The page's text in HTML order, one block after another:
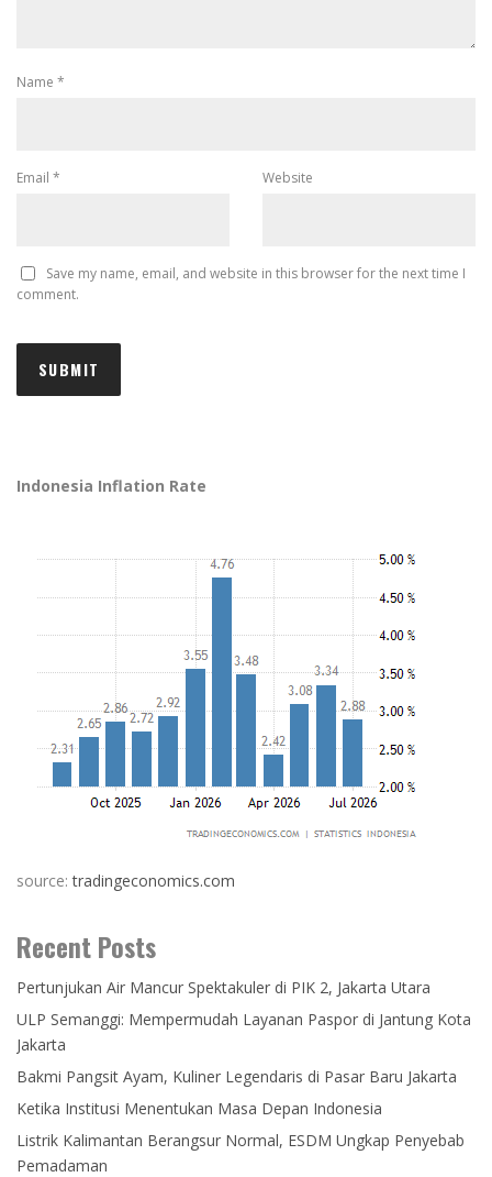
Name *
Email * Website
Save my name, email, and website in this browser for the next time I
comment.
Indonesia Inflation Rate
source:tradingeconomics.com
Recent Posts
Pertunjukan Air Mancur Spektakuler di PIK 2, Jakarta Utara
ULP Semanggi: Mempermudah Layanan Paspor di Jantung Kota
Jakarta
Bakmi Pangsit Ayam, Kuliner Legendaris di Pasar Baru Jakarta
Ketika Institusi Menentukan Masa Depan Indonesia
Listrik Kalimantan Berangsur Normal, ESDM Ungkap Penyebab
Pemadaman